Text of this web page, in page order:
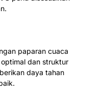
paparan cuaca
dan struktur
daya tahan